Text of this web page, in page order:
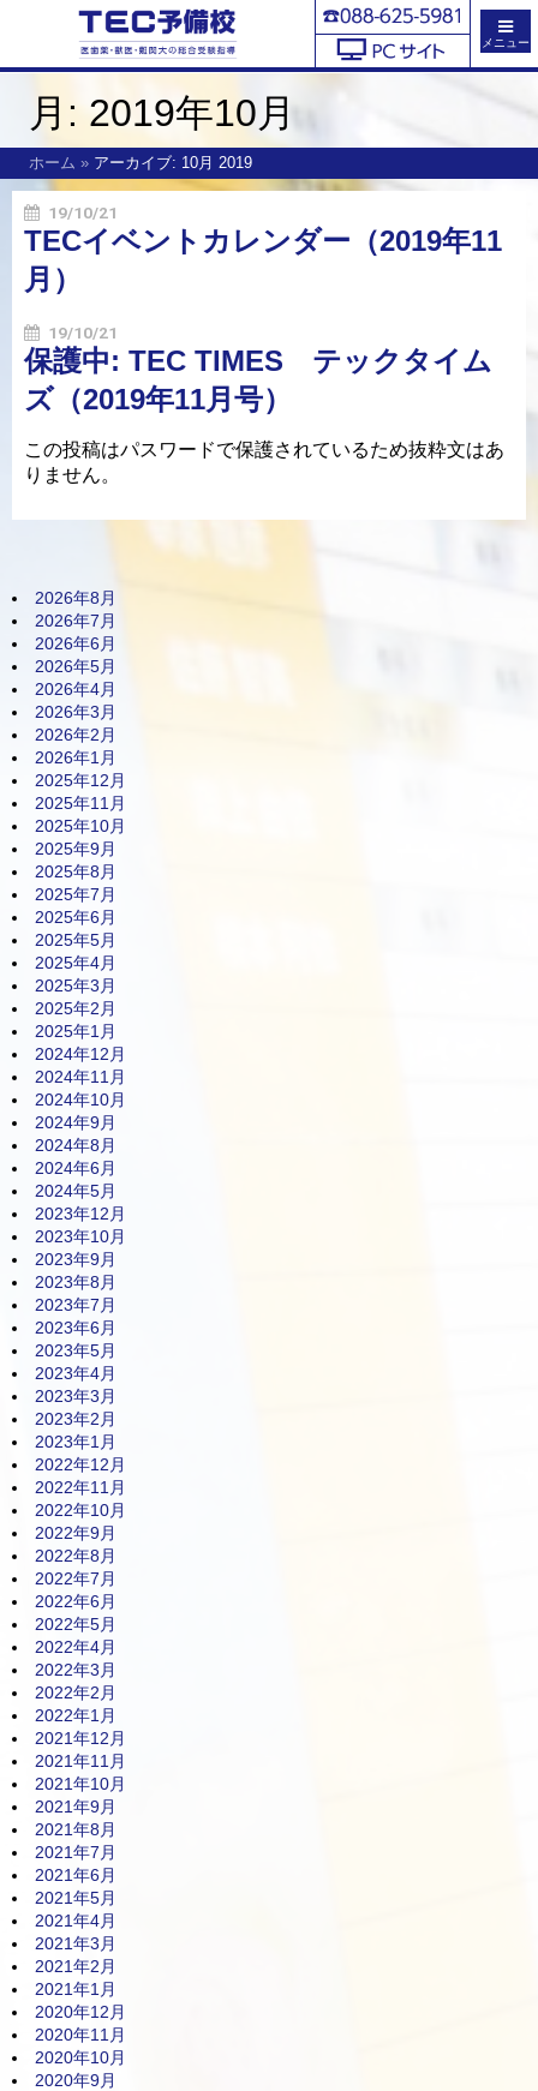
メニュー
月:2019年10月
ホーム » アーカイブ: 10月 2019
19/10/21
TECイベントカレンダー（2019年11
月）
19/10/21
保護中: TEC TIMES テックタイム
ズ（2019年11月号）
この投稿はパスワードで保護されているため抜粋文はあ
りません。
2026年8月
2026年7月
2026年6月
2026年5月
2026年4月
2026年3月
2026年2月
2026年1月
2025年12月
2025年11月
2025年10月
2025年9月
2025年8月
2025年7月
2025年6月
2025年5月
2025年4月
2025年3月
2025年2月
2025年1月
2024年12月
2024年11月
2024年10月
2024年9月
2024年8月
2024年6月
2024年5月
2023年12月
2023年10月
2023年9月
2023年8月
2023年7月
2023年6月
2023年5月
2023年4月
2023年3月
2023年2月
2023年1月
2022年12月
2022年11月
2022年10月
2022年9月
2022年8月
2022年7月
2022年6月
2022年5月
2022年4月
2022年3月
2022年2月
2022年1月
2021年12月
2021年11月
2021年10月
2021年9月
2021年8月
2021年7月
2021年6月
2021年5月
2021年4月
2021年3月
2021年2月
2021年1月
2020年12月
2020年11月
2020年10月
2020年9月